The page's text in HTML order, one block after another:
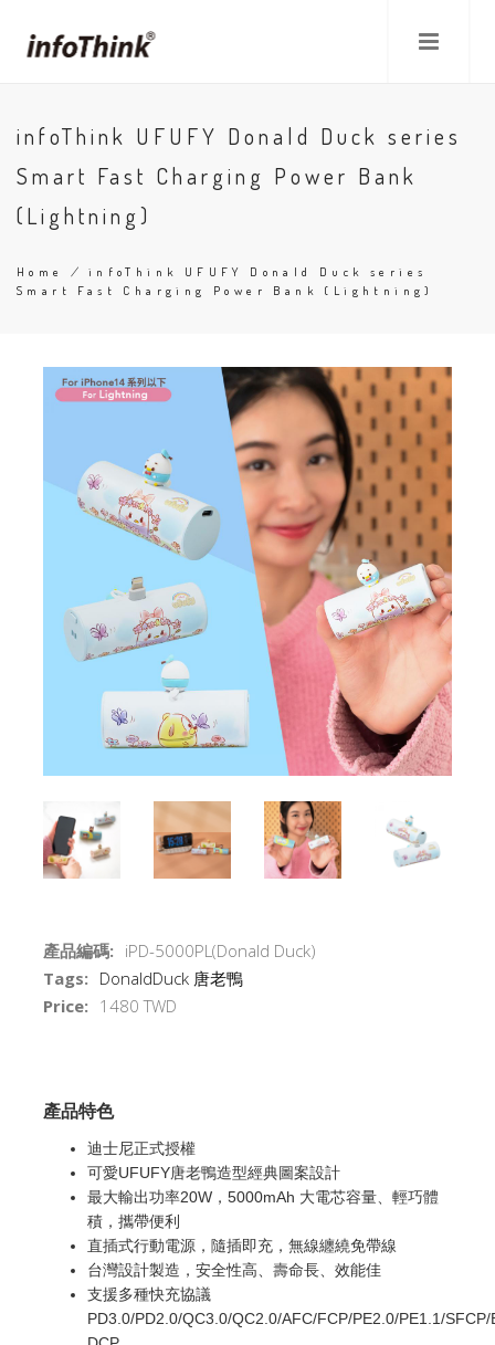
main
infoThink UFUFY Donald Duck series
Smart Fast Charging Power Bank
(Lightning)
Breadcrumb
Home / infoThink UFUFY Donald Duck series
Smart Fast Charging Power Bank (Lightning)
產品編碼: iPD-5000PL(Donald Duck)
Tags: DonaldDuck 唐老鴨
Price: 1480 TWD
產品特色
迪士尼正式授權
可愛UFUFY唐老鴨造型經典圖案設計
最大輸出功率20W，5000mAh 大電芯容量、輕巧體
積，攜帶便利
直插式行動電源，隨插即充，無線纏繞免帶線
台灣設計製造，安全性高、壽命長、效能佳
支援多種快充協議
PD3.0/PD2.0/QC3.0/QC2.0/AFC/FCP/PE2.0/PE1.1/SFCP/